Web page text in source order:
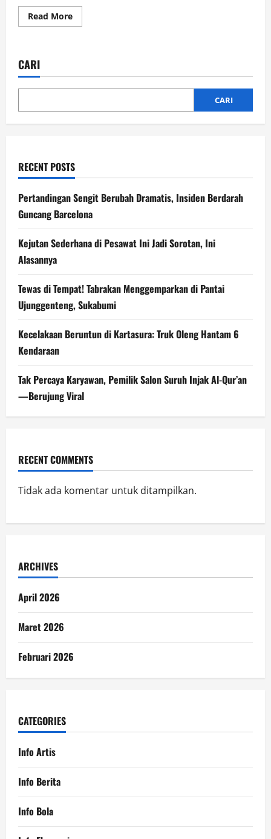
Read MoreRead
more
Jangan
LPG,
Dampaknya!
CARI
CARI
RECENT POSTS
Pertandingan Sengit Berubah Dramatis, Insiden Berdarah
Guncang Barcelona
Kejutan Sederhana di Pesawat Ini Jadi Sorotan, Ini
Alasannya
Tewas di Tempat! Tabrakan Menggemparkan di Pantai
Ujunggenteng, Sukabumi
Kecelakaan Beruntun di Kartasura: Truk Oleng Hantam 6
Kendaraan
Tak Percaya Karyawan, Pemilik Salon Suruh Injak Al-Qur’an
—Berujung Viral
RECENT COMMENTS
Tidak ada komentar untuk ditampilkan.
ARCHIVES
April 2026
Maret 2026
Februari 2026
CATEGORIES
Info Artis
Info Berita
Info Bola